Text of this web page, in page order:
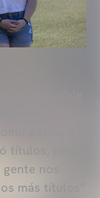
increíble
persona,
títulos, pero
nos
más títulos”